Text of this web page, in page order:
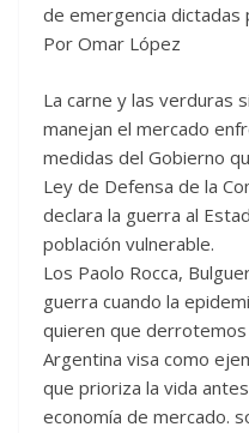
de emergencia dictadas
Por Omar López
La carne y las verduras
manejan el mercado
medidas del Gobierno
Ley de Defensa de la
declara la guerra al
población vulnerable.
Los Paolo Rocca,
guerra cuando la
quieren que
Argentina visa como
que prioriza la vida
economía de mercado.